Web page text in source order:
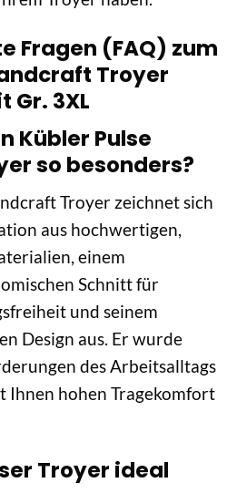
Fragen (FAQ) zum
Troyer
3XL
Kübler Pulse
so besonders?
Troyer zeichnet sich
aus hochwertigen,
einem
Schnitt für
und seinem
Design aus. Er wurde
des Arbeitsalltags
Ihnen hohen Tragekomfort
Troyer ideal